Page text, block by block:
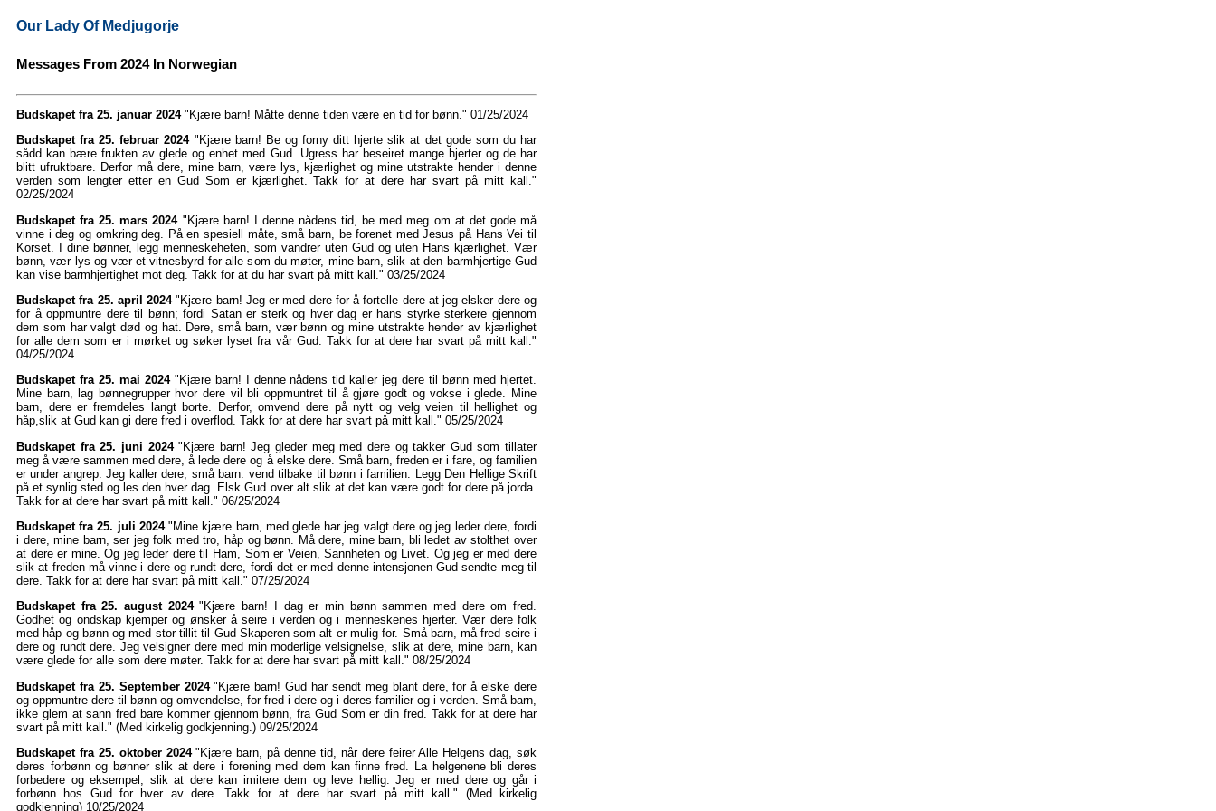
Our Lady Of Medjugorje
Messages From 2024 In Norwegian
Budskapet fra 25. januar 2024"Kjære barn! Måtte denne tiden være en tid for bønn." 01/25/2024
Budskapet fra 25. februar 2024"Kjære barn! Be og forny ditt hjerte slik at det gode som du har
sådd kan bære frukten av glede og enhet med Gud. Ugress har beseiret mange hjerter og de har
blitt ufruktbare. Derfor må dere, mine barn, være lys, kjærlighet og mine utstrakte hender i denne
verden som lengter etter en Gud Som er kjærlighet. Takk for at dere har svart på mitt kall."
02/25/2024
Budskapet fra 25. mars 2024"Kjære barn! I denne nådens tid, be med meg om at det gode må
vinne i deg og omkring deg. På en spesiell måte, små barn, be forenet med Jesus på Hans Vei til
Korset. I dine bønner, legg menneskeheten, som vandrer uten Gud og uten Hans kjærlighet. Vær
bønn, vær lys og vær et vitnesbyrd for alle som du møter, mine barn, slik at den barmhjertige Gud
kan vise barmhjertighet mot deg. Takk for at du har svart på mitt kall." 03/25/2024
Budskapet fra 25. april 2024"Kjære barn! Jeg er med dere for å fortelle dere at jeg elsker dere og
for å oppmuntre dere til bønn; fordi Satan er sterk og hver dag er hans styrke sterkere gjennom
dem som har valgt død og hat. Dere, små barn, vær bønn og mine utstrakte hender av kjærlighet
for alle dem som er i mørket og søker lyset fra vår Gud. Takk for at dere har svart på mitt kall."
04/25/2024
Budskapet fra 25. mai 2024"Kjære barn! I denne nådens tid kaller jeg dere til bønn med hjertet.
Mine barn, lag bønnegrupper hvor dere vil bli oppmuntret til å gjøre godt og vokse i glede. Mine
barn, dere er fremdeles langt borte. Derfor, omvend dere på nytt og velg veien til hellighet og
håp,slik at Gud kan gi dere fred i overflod. Takk for at dere har svart på mitt kall." 05/25/2024
Budskapet fra 25. juni 2024"Kjære barn! Jeg gleder meg med dere og takker Gud som tillater
meg å være sammen med dere, å lede dere og å elske dere. Små barn, freden er i fare, og familien
er under angrep. Jeg kaller dere, små barn: vend tilbake til bønn i familien. Legg Den Hellige Skrift
på et synlig sted og les den hver dag. Elsk Gud over alt slik at det kan være godt for dere på jorda.
Takk for at dere har svart på mitt kall." 06/25/2024
Budskapet fra 25. juli 2024"Mine kjære barn, med glede har jeg valgt dere og jeg leder dere, fordi
i dere, mine barn, ser jeg folk med tro, håp og bønn. Må dere, mine barn, bli ledet av stolthet over
at dere er mine. Og jeg leder dere til Ham, Som er Veien, Sannheten og Livet. Og jeg er med dere
slik at freden må vinne i dere og rundt dere, fordi det er med denne intensjonen Gud sendte meg til
dere. Takk for at dere har svart på mitt kall." 07/25/2024
Budskapet fra 25. august 2024"Kjære barn! I dag er min bønn sammen med dere om fred.
Godhet og ondskap kjemper og ønsker å seire i verden og i menneskenes hjerter. Vær dere folk
med håp og bønn og med stor tillit til Gud Skaperen som alt er mulig for. Små barn, må fred seire i
dere og rundt dere. Jeg velsigner dere med min moderlige velsignelse, slik at dere, mine barn, kan
være glede for alle som dere møter. Takk for at dere har svart på mitt kall." 08/25/2024
Budskapet fra 25. September 2024"Kjære barn! Gud har sendt meg blant dere, for å elske dere
og oppmuntre dere til bønn og omvendelse, for fred i dere og i deres familier og i verden. Små barn,
ikke glem at sann fred bare kommer gjennom bønn, fra Gud Som er din fred. Takk for at dere har
svart på mitt kall." (Med kirkelig godkjenning.) 09/25/2024
Budskapet fra 25. oktober 2024"Kjære barn, på denne tid, når dere feirer Alle Helgens dag, søk
deres forbønn og bønner slik at dere i forening med dem kan finne fred. La helgenene bli deres
forbedere og eksempel, slik at dere kan imitere dem og leve hellig. Jeg er med dere og går i
forbønn hos Gud for hver av dere. Takk for at dere har svart på mitt kall." (Med kirkelig
godkjenning) 10/25/2024